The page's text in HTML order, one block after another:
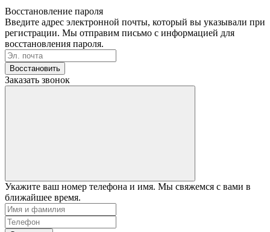
Восстановление пароля
Введите адрес электронной почты, который вы указывали при
регистрации. Мы отправим письмо с информацией для
восстановления пароля.
Восстановить
Заказать звонок
Укажите ваш номер телефона и имя. Мы свяжемся с вами в
ближайшее время.